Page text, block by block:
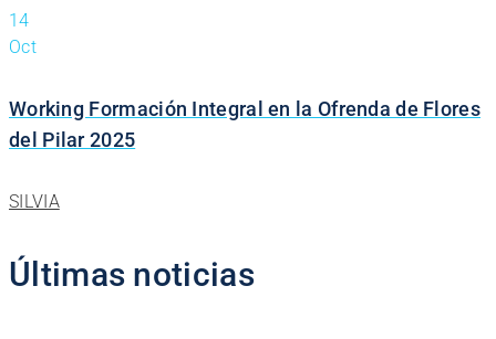
14
Oct
Working Formación Integral en la Ofrenda de Flores
del Pilar 2025
SILVIA
Últimas noticias